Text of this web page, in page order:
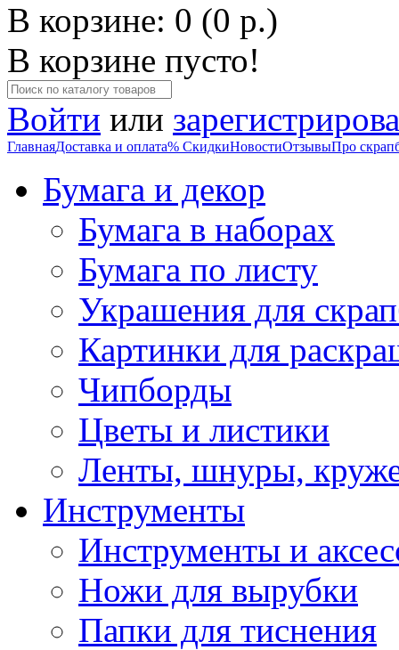
В корзине: 0 (0 р.)
В корзине пусто!
Войти или
ГлавнаяДоставка и оплата% СкидкиНовостиОтзывыПро
Бумага и декор
Бумага в наборах
Бумага по листу
Украшения для
Картинки для
Чипборды
Цветы и листики
Ленты, шнуры,
Инструменты
Инструменты и
Ножи для вырубки
Папки для тиснения